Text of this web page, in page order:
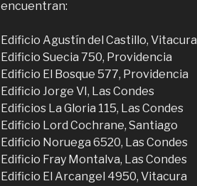
encuentran:
Edificio Agustín del Castillo, Vitacura
Edificio Suecia 750, Providencia
Edificio El Bosque 577, Providencia
Edificio Jorge VI, Las Condes
Edificios La Gloria 115, Las Condes
Edificio Lord Cochrane, Santiago
Edificio Noruega 6520, Las Condes
Edificio Fray Montalva, Las Condes
Edificio El Arcangel 4950, Vitacura